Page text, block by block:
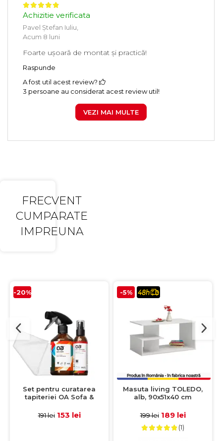
Achizitie verificata
Pavel Ștefan Iuliu,
Acum 8 luni
Foarte ușoară de montat și practică!
Raspunde
A fost util acest review?
3 persoane au considerat acest review util!
VEZI MAI MULTE
FRECVENT
CUMPARATE
IMPREUNA
-20%
Set pentru curatarea
tapiteriei OA Sofa &
Laveta din microfibra
191 lei 153 lei
-5%
Masuta living TOLEDO,
alb, 90x51x40 cm
199 lei 189 lei
(1)